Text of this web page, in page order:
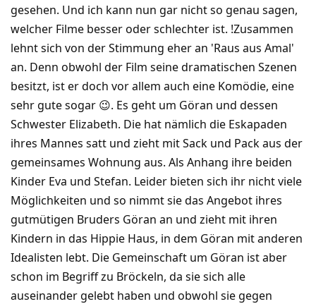
gesehen. Und ich kann nun gar nicht so genau sagen,
welcher Filme besser oder schlechter ist. !Zusammen
lehnt sich von der Stimmung eher an 'Raus aus Amal'
an. Denn obwohl der Film seine dramatischen Szenen
besitzt, ist er doch vor allem auch eine Komödie, eine
sehr gute sogar 😉. Es geht um Göran und dessen
Schwester Elizabeth. Die hat nämlich die Eskapaden
ihres Mannes satt und zieht mit Sack und Pack aus der
gemeinsames Wohnung aus. Als Anhang ihre beiden
Kinder Eva und Stefan. Leider bieten sich ihr nicht viele
Möglichkeiten und so nimmt sie das Angebot ihres
gutmütigen Bruders Göran an und zieht mit ihren
Kindern in das Hippie Haus, in dem Göran mit anderen
Idealisten lebt. Die Gemeinschaft um Göran ist aber
schon im Begriff zu Bröckeln, da sie sich alle
auseinander gelebt haben und obwohl sie gegen